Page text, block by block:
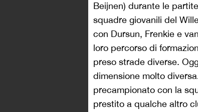
Beijnen) durante le
squadre giovanili del
con Dursun, Frenkie e
loro percorso di
preso strade diverse.
dimensione molto
precampionato con la
prestito a qualche altro